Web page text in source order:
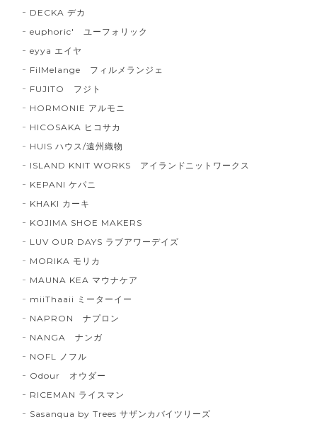
DECKA デカ
euphoric' ユーフォリック
eyya エイヤ
FilMelange フィルメランジェ
FUJITO フジト
HORMONIE アルモニ
HICOSAKA ヒコサカ
HUIS ハウス/遠州織物
ISLAND KNIT WORKS アイランドニットワークス
KEPANI ケパニ
KHAKI カーキ
KOJIMA SHOE MAKERS
LUV OUR DAYS ラブアワーデイズ
MORIKA モリカ
MAUNA KEA マウナケア
miiThaaii ミーターイー
NAPRON ナプロン
NANGA ナンガ
NOFL ノフル
Odour オウダー
RICEMAN ライスマン
Sasanqua by Trees サザンカバイツリーズ